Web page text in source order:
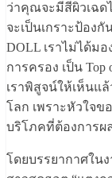
ว่าคุณจะมีสีผิวเฉด
จะเป็นเกราะป้อง
DOLL เราไม่ได้ม
การครอง เป็น
เราพิสูจน์ให้เห็นแ
โลก เพราะหัวใจ
บริโภคที่ต้องการผ
โดยบรรยากาศใน